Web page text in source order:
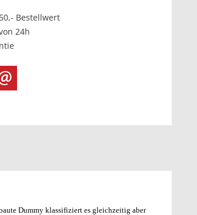
Bestellwert
24h
Dummy klassifiziert es gleichzeitig aber